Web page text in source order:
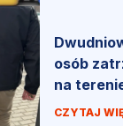
osób
na
CZYTAJ